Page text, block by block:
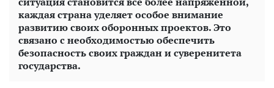
каждая страна уделяет особое внимание
развитию своих оборонных проектов. Это
связано с необходимостью обеспечить
безопасность своих граждан и суверенитета
государства.